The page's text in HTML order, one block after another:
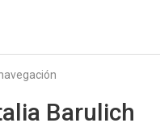
Barulich